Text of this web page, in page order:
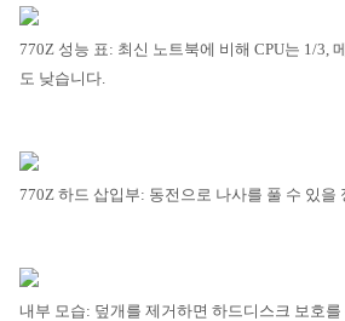
770Z 성능 표: 최신 노트북에 비해 CPU는 1/3,
도 낮습니다
770Z 하드 삽입부: 동전으로 나사를 풀 수 있을
내부 모습: 덮개를 제거하면 하드디스크 보호